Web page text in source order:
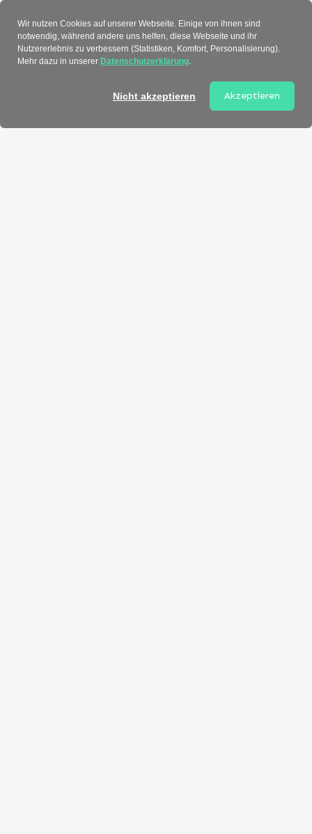
Wir nutzen Cookies auf unserer Webseite. Einige von ihnen sind
notwendig, während andere uns helfen, diese Webseite und ihr
Nutzererlebnis zu verbessern (Statistiken, Komfort, Personalisierung).
Mehr dazu in unserer Datenschutzerklärung.
Nicht akzeptieren Akzeptieren